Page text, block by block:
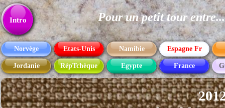
Eau, sel, sable et
Espagne Fr
RépTchèque France
Jordanie
Etats-Unis
Norvège
Egypte
Namibie
Intro
Texte Pour un petit tour